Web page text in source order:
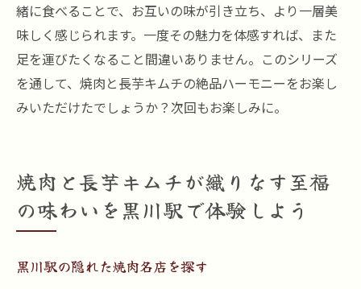
黒川駅で絶品焼肉と長芋キムチの究極のハーモ
ニーを楽しむ方法
究極のハーモニーを楽しむための焼肉店ガ
イド
長芋キムチが焼肉をさらに美味しくする理
黒川駅の焼肉店で楽しめる究極のハーモニ
ー
焼肉と長芋キムチの究極のペアリング
み方
緒に食べることで、お互いの味が引き立ち、より一層美
味しく感じられます。一度その魅力を体感すれば、また
足を運びたくなること間違いありません。このシリーズ
を通して、焼肉と長芋キムチの絶品ハーモニーをお楽し
みいただけたでしょうか？次回もお楽しみに。
焼肉と長芋キムチが織りなす至福
の味わいを黒川駅で体験しよう
黒川駅の隠れた焼肉名店を探す